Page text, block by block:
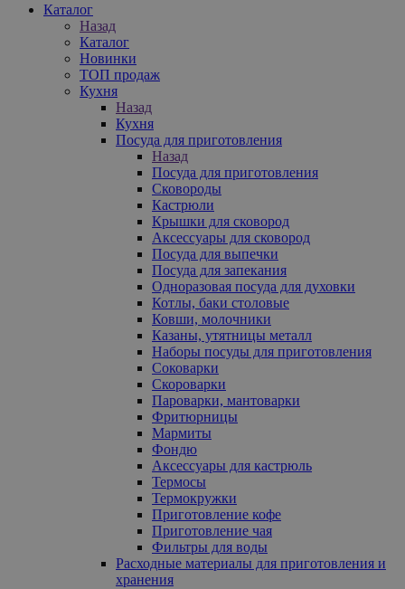
Каталог
Назад
Каталог
Новинки
ТОП продаж
Кухня
Назад
Кухня
Посуда для приготовления
Назад
Посуда для приготовления
Сковороды
Кастрюли
Крышки для сковород
Аксессуары для сковород
Посуда для выпечки
Посуда для запекания
Одноразовая посуда для духовки
Котлы, баки столовые
Ковши, молочники
Казаны, утятницы металл
Наборы посуды для приготовления
Соковарки
Скороварки
Пароварки, мантоварки
Фритюрницы
Мармиты
Фондю
Аксессуары для кастрюль
Термосы
Термокружки
Приготовление кофе
Приготовление чая
Фильтры для воды
Расходные материалы для приготовления и
хранения